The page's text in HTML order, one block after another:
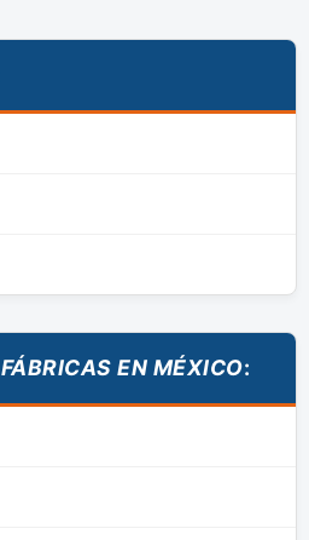
FÁBRICAS EN MÉXICO: